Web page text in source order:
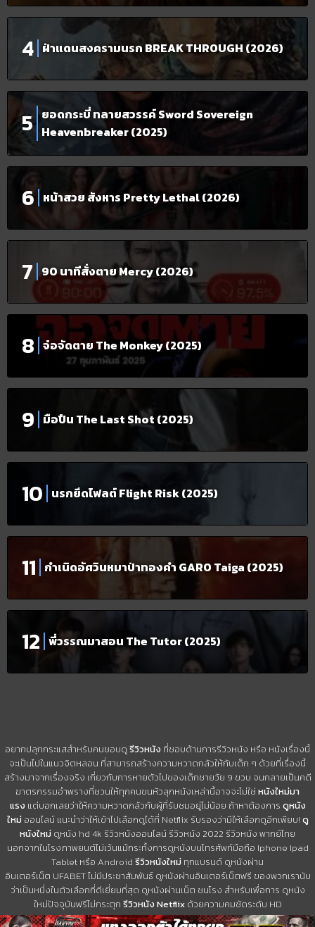
ฝ่าแดนสงครามนรก BREAK THROUGH (2026)
ยอดกระบี่ ทลายสวรรค์ Sword Sovereign
Heavenbreaker (2025)
หน้าสวย สังหาร Pretty Lethal (2026)
90 นาทีสั่งตาย Mercy (2026)
จ๋อจัดตาย The Monkey (2025)
มือปืน The Last Shot (2025)
นรกยึดไฟลต์ Flight Risk (2025)
กำเนิดอัศวินหมาป่าทองคำ GARO Taiga (2025)
พี่วรรณมาสอน The Tutor (2025)
อยากปลุกกระแสสำหรับคนชอบดูรีวิวหนัง ที่ชอบด้านการรีวิวหนัง หรือ หนังเรื่องนี้
จะเป็นไปในแนวจิตหลอน ที่สามารถสร้างความหวาดกลัวให้กับเด็ก ๆ ด้วยที่เรื่องนี้
สร้างมาจากเรื่องจริง เกี่ยวกับการหายตัวไปของเด็กชายวัย 9 ขวบ จนกลายเป็นคดี
ฆาตรกรรมอำพรางที่ชวนให้ทุกคนขนหัวลุกหนังเหล่านี้อาจจะไม่ใช่ หนังใหม่มา
แรง แต่บอกเลยว่าให้ความหวาดกลัวกับผู้ที่รับชมอยู่ไม่น้อย ถ้าหาต้องการ ดูหนัง
ใหม่ ออนไลน์ แนะนำว่าให้เข้าไปเลือกดูได้ที่ Netflix รับรองว่ามีให้เลือกดูอีกเพียบ! ดู
หนังใหม่ ดูหนัง hd 4k รีวิวหนังออนไลน์ รีวิวหนัง 2022 รีวิวหนัง พากย์ไทย
นอกจากในโรงภาพยนต์ไม่เว้นแม้กระทั้งการดูหนังบนโทรศัพท์มือถือ Iphone Ipad
Tablet หรือ Android รีวิวหนังใหม่ ทุกแบรนด์ ดูหนังผ่าน
อินเตอร์เน็ต UFABET ไม่มีประชาสัมพันธ์ ดูหนังผ่านอินเตอร์เน็ตฟรี ของพวกเรานับ
ว่าเป็นหนึ่งในตัวเลือกที่ดีเยี่ยมที่สุด ดูหนังผ่านเน็ต ชนโรง สำหรับเพื่อการ ดูหนัง
ใหม่ปัจจุบันฟรีไม่กระตุก รีวิวหนัง Netflix ด้วยความคมชัดระดับ HD